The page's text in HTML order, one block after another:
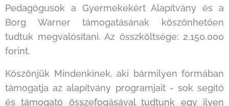
Pedagógusok a Gyermekekért Alapítvány és a
Borg Warner támogatásának köszönhetően
tudtuk megvalósítani. Az összköltsége: 2.150.000
forint.
Köszönjük Mindenkinek, aki bármilyen formában
támogatja az alapítvány programjait - sok segítő
és támogató összefogásával tudtunk egy ilyen